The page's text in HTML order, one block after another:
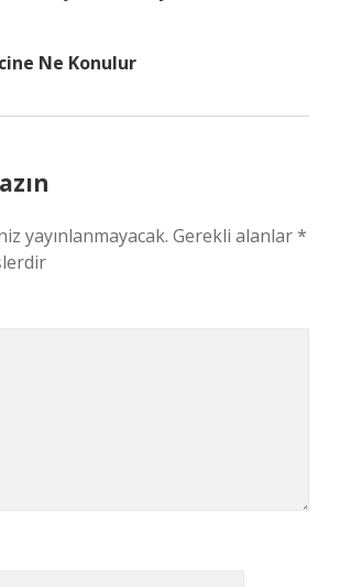
Ne Konulur
yayınlanmayacak. Gerekli alanlar*